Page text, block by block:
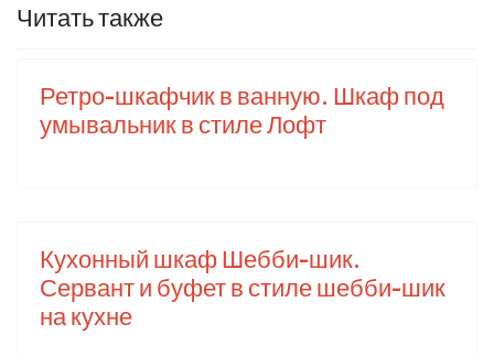
Читать также
Ретро-шкафчик в ванную. Шкаф под
умывальник в стиле Лофт
Кухонный шкаф Шебби-шик.
Сервант и буфет в стиле шебби-шик
на кухне